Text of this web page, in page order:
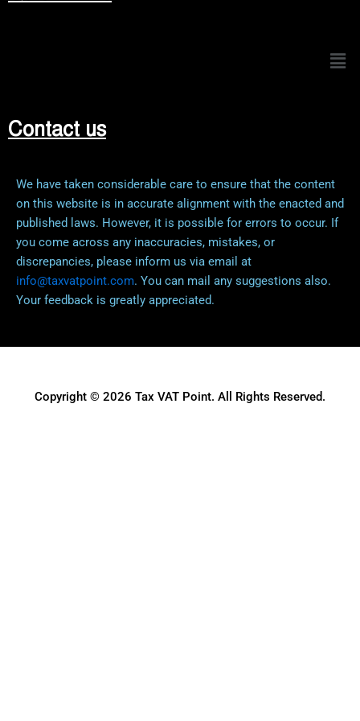
Contact us
We have taken considerable care to ensure that the content
on this website is in accurate alignment with the enacted and
published laws. However, it is possible for errors to occur. If
you come across any inaccuracies, mistakes, or
discrepancies, please inform us via email at
info@taxvatpoint.com. You can mail any suggestions also.
Your feedback is greatly appreciated.
Copyright © 2026 Tax VAT Point. All Rights Reserved.